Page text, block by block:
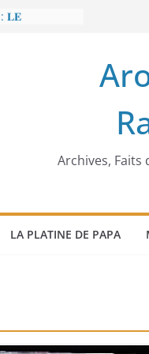
𝐋𝐄
𝐨𝐫𝐝𝐢𝐧𝐚𝐭𝐞𝐮𝐫Archives, Faits
LA PLATINE DE PAPA